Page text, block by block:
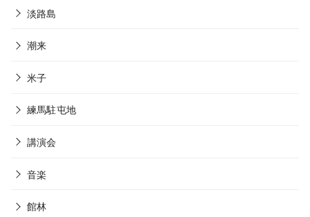
淡路島
潮来
米子
練馬駐屯地
講演会
音楽
館林